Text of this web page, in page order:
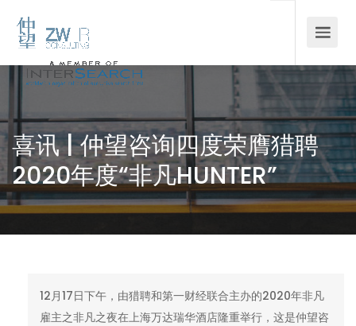
喜讯 | 仲望咨询四度荣膺猎聘
2020年度“非凡HUNTER”
12月17日下午，由猎聘和第一财经联合主办的2020年非凡
雇主之非凡之夜在上海万达瑞华酒店隆重举行，这是仲望咨